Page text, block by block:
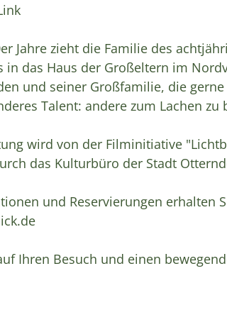
Jahre zieht die Familie des
in das Haus der Großeltern im
und seiner Großfamilie, die
Talent: andere zum Lachen zu
wird von der Filminitiative
das Kulturbüro der Stadt
und Reservierungen erhalten
Ihren Besuch und einen